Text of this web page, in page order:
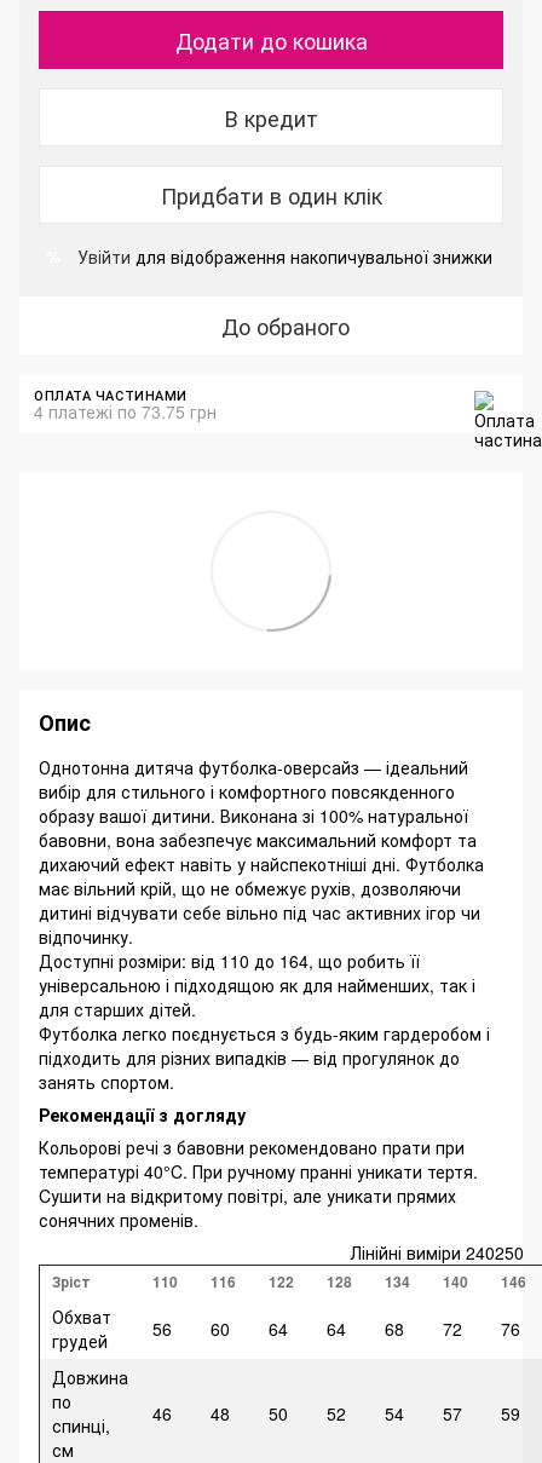
Додати до кошика
В кредит
Придбати в один клік
Увійти для відображення накопичувальної знижки
До обраного
ОПЛАТА ЧАСТИНАМИ
4 платежі по 73.75 грн
Опис
Однотонна дитяча футболка-оверсайз — ідеальний
вибір для стильного і комфортного повсякденного
образу вашої дитини. Виконана зі 100% натуральної
бавовни, вона забезпечує максимальний комфорт та
дихаючий ефект навіть у найспекотніші дні. Футболка
має вільний крій, що не обмежує рухів, дозволяючи
дитині відчувати себе вільно під час активних ігор чи
відпочинку.
Доступні розміри: від 110 до 164, що робить її
універсальною і підходящою як для найменших, так і
для старших дітей.
Футболка легко поєднується з будь-яким гардеробом і
підходить для різних випадків — від прогулянок до
занять спортом.
Рекомендації з догляду
Кольорові речі з бавовни рекомендовано прати при
температурі 40°C. При ручному пранні уникати тертя.
Cушити на відкритому повітрі, але уникати прямих
сонячних променів.
Лінійні виміри 240250
Зріст 110 116 122 128 134 140 146
Обхват
грудей
56 60 64 64 68 72
76
Довжина
по
спинці,
см
46 48 50 52 54 57 59